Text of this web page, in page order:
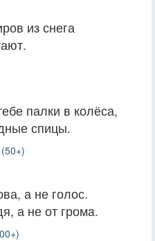
из снега
палки в колёса,
спицы.
а не голос.
а не от громa.